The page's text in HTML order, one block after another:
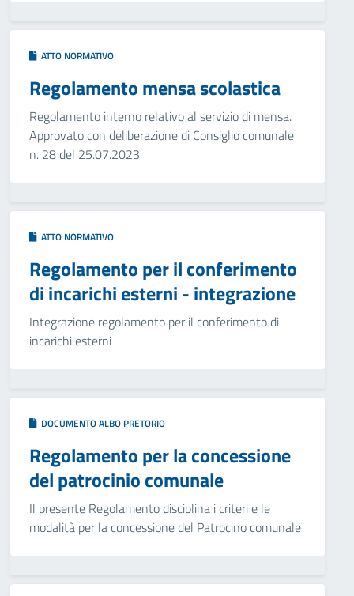
ATTO NORMATIVO
Regolamento mensa scolastica
Regolamento interno relativo al servizio di mensa.
Approvato con deliberazione di Consiglio comunale
n. 28 del 25.07.2023
ATTO NORMATIVO
Regolamento per il conferimento
di incarichi esterni - integrazione
Integrazione regolamento per il conferimento di
incarichi esterni
DOCUMENTO ALBO PRETORIO
Regolamento per la concessione
del patrocinio comunale
Il presente Regolamento disciplina i criteri e le
modalità per la concessione del Patrocino comunale